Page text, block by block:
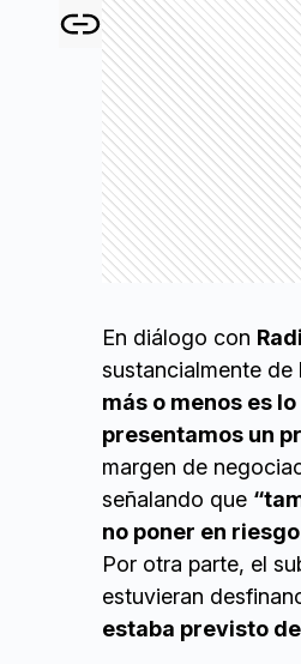
En diálogo con
sustancialmente de
más o menos es
presentamos un
margen de
señalando que
no poner en
Por otra parte, el
estuvieran
estaba previsto